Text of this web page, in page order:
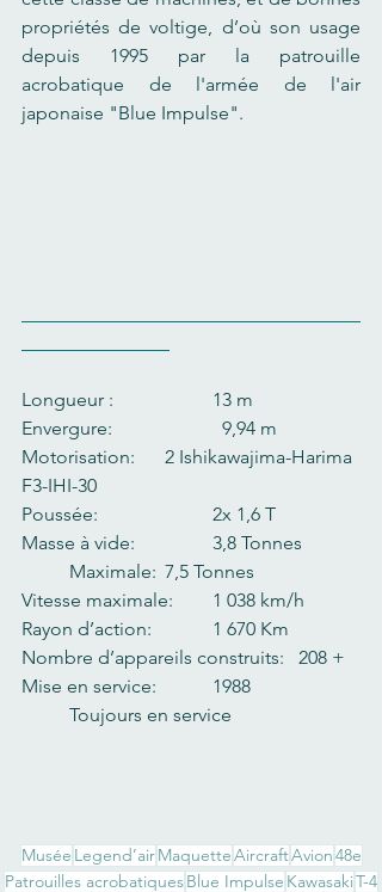
propriétés de voltige, d’où son usage
depuis 1995 par la patrouille
acrobatique de l'armée de l'air
japonaise "Blue Impulse".
Longueur :   		13 m
Envergure:   		  9,94 m
Motorisation:     	2 Ishikawajima-Harima
F3-IHI-30
Poussée:     		2x 1,6 T
Masse à vide:       	3,8 Tonnes
	Maximale: 	7,5 Tonnes
Vitesse maximale:  	1 038 km/h
Rayon d’action:   	1 670 Km
Nombre d’appareils construits:   208 +
Mise en service:   	1988
	Toujours en service
Musée Legend’airMaquetteAircraftAvion48e
Patrouilles acrobatiquesBlue Impulse KawasakiT-4